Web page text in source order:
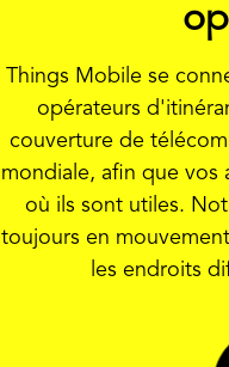
Things Mobile se
opérateurs
couverture de
mondiale, afin que vos
où ils sont utiles.
toujours en
les endroits